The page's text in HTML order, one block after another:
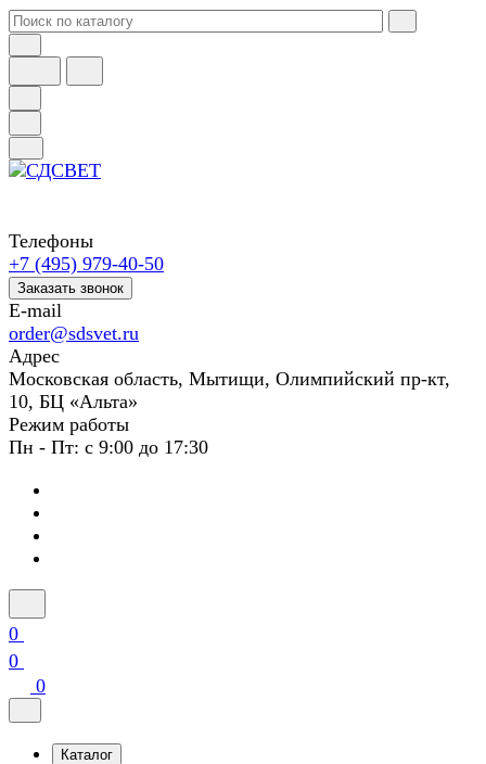
Телефоны
+7 (495) 979-40-50
Заказать звонок
E-mail
order@sdsvet.ru
Адрес
Московская область, Мытищи, Олимпийский пр-кт,
10, БЦ «Альта»
Режим работы
Пн - Пт: с 9:00 до 17:30
0
0
0
Каталог